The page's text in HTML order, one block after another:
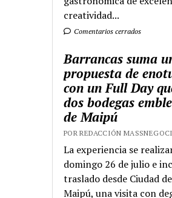
creatividad...
Comentarios cerrados
Barrancas suma
propuesta de
con un Full Day
dos bodegas
de Maipú
POR REDACCIÓN
La experiencia se
domingo 26 de julio e
traslado desde Ciudad
Maipú, una visita con